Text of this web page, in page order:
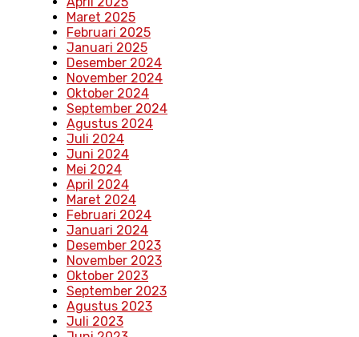
Maret 2025
Februari 2025
Januari 2025
Desember 2024
November 2024
Oktober 2024
September 2024
Agustus 2024
Juli 2024
Juni 2024
Mei 2024
April 2024
Maret 2024
Februari 2024
Januari 2024
Desember 2023
November 2023
Oktober 2023
September 2023
Agustus 2023
Juli 2023